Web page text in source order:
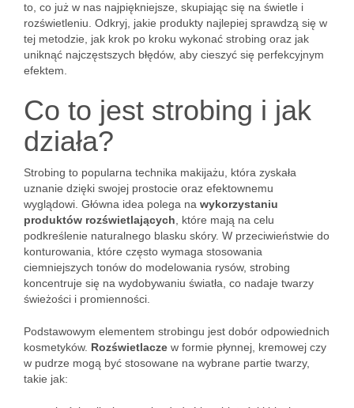
to, co już w nas najpiękniejsze, skupiając się na świetle i
rozświetleniu. Odkryj, jakie produkty najlepiej sprawdzą się w
tej metodzie, jak krok po kroku wykonać strobing oraz jak
uniknąć najczęstszych błędów, aby cieszyć się perfekcyjnym
efektem.
Co to jest strobing i jak
działa?
Strobing to popularna technika makijażu, która zyskała
uznanie dzięki swojej prostocie oraz efektownemu
wyglądowi. Główna idea polega na wykorzystaniu
produktów rozświetlających , które mają na celu
podkreślenie naturalnego blasku skóry. W przeciwieństwie do
konturowania, które często wymaga stosowania
ciemniejszych tonów do modelowania rysów, strobing
koncentruje się na wydobywaniu światła, co nadaje twarzy
świeżości i promienności.
Podstawowym elementem strobingu jest dobór odpowiednich
kosmetyków. Rozświetlacze w formie płynnej, kremowej czy
w pudrze mogą być stosowane na wybrane partie twarzy,
takie jak: